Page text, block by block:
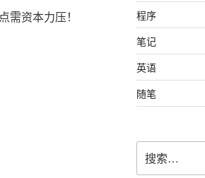
资本力压！
程序
笔记
英语
随笔
索：